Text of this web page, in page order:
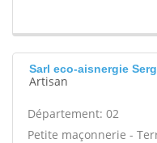
Sarl eco-aisnergie
Artisan
Département: 02
Petite maçonnerie -